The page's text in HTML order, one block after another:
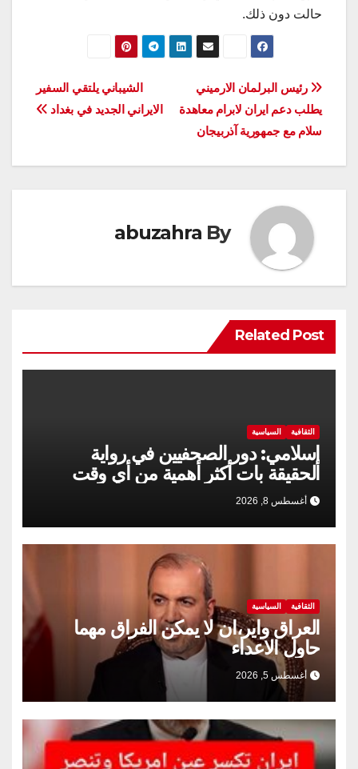
حالت دون ذلك.
تصفّح
المقالات
الشيباني يلتقي السفير
الايراني الجديد في بغداد
رئيس البرلمان الارميني
يطلب دعم ايران لابرام معاهدة
سلام مع جمهورية آذربيجان
By
abuzahra
Related Post
الثقافية السياسية
إسلامي: دور الصحفيين في رواية
الحقيقة بات أكثر أهمية من أي وقت
مضى
أغسطس 8, 2026
الثقافية السياسية
العراق واير،ان لا يمكن الفراق مهما
حاول الاعداء
أغسطس 5, 2026